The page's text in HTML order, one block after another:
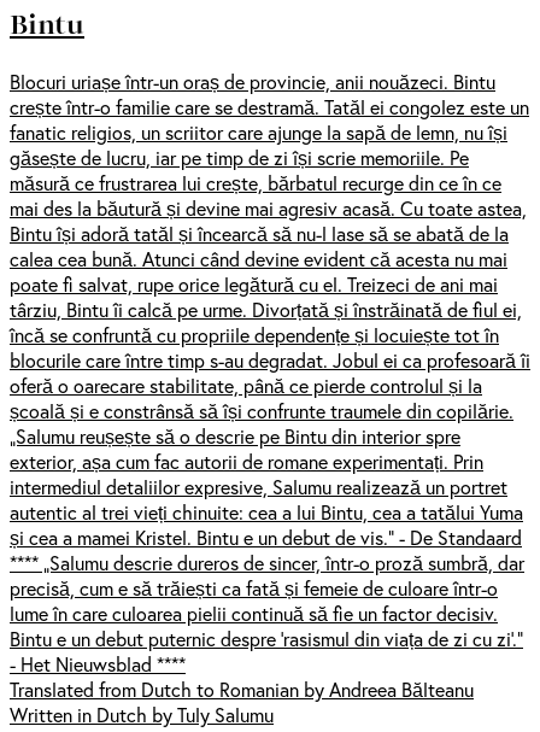
Bintu
Blocuri uriașe într-un oraș de provincie, anii nouăzeci. Bintu
crește într-o familie care se destramă. Tatăl ei congolez este un
fanatic religios, un scriitor care ajunge la sapă de lemn, nu își
găsește de lucru, iar pe timp de zi își scrie memoriile. Pe
măsură ce frustrarea lui crește, bărbatul recurge din ce în ce
mai des la băutură și devine mai agresiv acasă. Cu toate astea,
Bintu își adoră tatăl și încearcă să nu-l lase să se abată de la
calea cea bună. Atunci când devine evident că acesta nu mai
poate fi salvat, rupe orice legătură cu el. Treizeci de ani mai
târziu, Bintu îi calcă pe urme. Divorțată și înstrăinată de fiul ei,
încă se confruntă cu propriile dependențe și locuiește tot în
blocurile care între timp s-au degradat. Jobul ei ca profesoară îi
oferă o oarecare stabilitate, până ce pierde controlul și la
școală și e constrânsă să își confrunte traumele din copilărie.
„Salumu reușește să o descrie pe Bintu din interior spre
exterior, așa cum fac autorii de romane experimentați. Prin
intermediul detaliilor expresive, Salumu realizează un portret
autentic al trei vieți chinuite: cea a lui Bintu, cea a tatălui Yuma
și cea a mamei Kristel. Bintu e un debut de vis.” - De Standaard
**** „Salumu descrie dureros de sincer, într-o proză sumbră, dar
precisă, cum e să trăiești ca fată și femeie de culoare într-o
lume în care culoarea pielii continuă să fie un factor decisiv.
Bintu e un debut puternic despre ‘rasismul din viața de zi cu zi’.”
- Het Nieuwsblad ****
Translated from Dutch to Romanian by Andreea Bălteanu
Written in Dutch by Tuly Salumu